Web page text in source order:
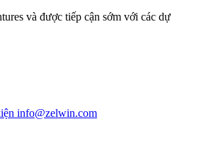
và được tiếp cận sớm với các dự
info@zelwin.com